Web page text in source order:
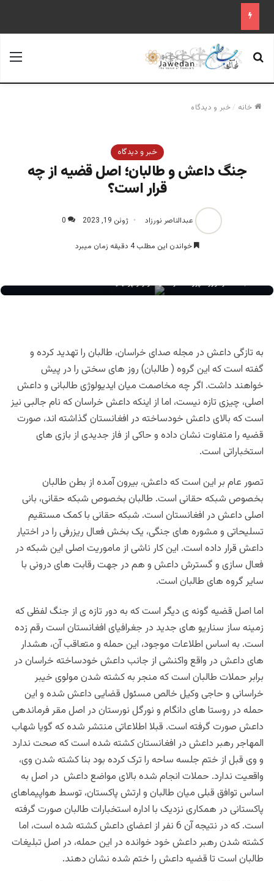
جستجو برای
خانه /خبر و دیدگاه
خبر و دیدگاه
جنگ داعش و طالبان؛ اصل قضیه از چه
قرار است؟
عبدالناصر نورزاد ژوئن 19, 2023 0
خواندن این مطلب 4 دقیقه زمان میبرد
عبدالناصر نورزاد پژوهشگر امنیت و ژئو پولیتیک
به تازگی داعش در مجله صدای خراسان، طالبان را تهدید کرده و
گفته است که این گروه ( طالبان) روز های سختی را در پیش
خواهند داشت. اگر چه مخاصمت میان ایدیولوژی طالبانی و داعش
اصلی، چیزی تازه نیست، اما از اینکه داعش خراسان که نام جالبی نیز
است که بالای داعش خودساخته در افغانستان گذاشته اند، صورت
قضیه را متفاوت نشان داده و حاکی از فاز جدیدی از بازی های
استخباراتی است.
تصور عام بر این است که داعش، بیرون آمده از بطن طالبان
بخصوص شبکه حقانی است. طالبان بخصوص شبکه حقانی، بانی
اصلی داعش در افغانستان است. شبکه حقانی با کمک مستقیم
تسلیحاتی و مشوره های جنگی، یک بخش فعال ریزرفی را در اختیار
داعش قرار داده است. این کار ناشی از ماموریت اصلی این شبکه در
فعال سازی و گسترش داعش و هم در جهت رقابت های درونی با
سایر گروه های طالبان است.
اما اصل قضیه گونه ی دیگر است که به دور تازه ی از جنگ لفظی که
زمینه ساز سناریو های جدید در جغرافیای افغانستان است رقم زده
است. به اساس اطلاعات موجود، این حمله و متعاقب آن، هشدار
های داعش در واقع واکنشی از جانب داعش خودساخته خراسان در
برابر حملات طالبان است که منجر به کشته شدن مولوی خیبر
خراسانی و حاجی وکیل خالص مسئول قضایی داعش شده و این
حمله در روستا های دانگام و نورگل نورستان در اصل مقر فرماندهی
داعش صورت گرفته است. قبلا اطلاعاتی منتشر شده که گویا شهاب
المهاجر رهبر داعش در افغانستان کشته شده است که صحت ندارد
و وی قبل از ختم جلسه ساحه را ترک کرده بود بنا کشته شدن وی،
واقعیت ندارد. حملات انجام شده بالای مواضع داعش در اصل به
اساس توافق قبلی میان طالبان و ارتش پاکستان، توسط هواپیماهای
پاکستانی در همکاری نزدیک با اداره استخبارات طالبان صورت گرفته
است. که در نتیجه آن 6 نفر از اعضای داعش کشته شده است، اما
کشته شدن رهبر داعش خود خوانده در این حمله، در اصل تبلیغات
طالبان است تا قضیه داعش را ختم شده نشان دهند.